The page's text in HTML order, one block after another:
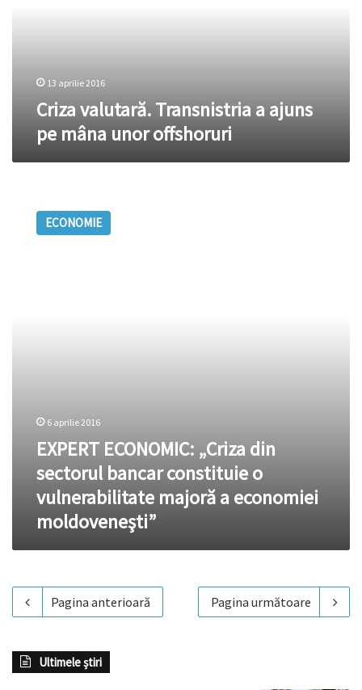
13 aprilie 2016
Criza valutară. Transnistria a ajuns
pe mâna unor offshoruri
ECONOMIC:
ECONOMIE
6 aprilie 2016
EXPERT ECONOMIC: „Criza din
sectorul bancar constituie o
vulnerabilitate majoră a economiei
moldoveneşti”
Pagina anterioară Pagina următoare
Ultimele știri